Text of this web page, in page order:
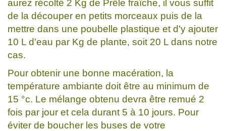
aurez récolté 2 Kg de Prêle fraîche, il vous suffit
de la découper en petits morceaux puis de la
mettre dans une poubelle plastique et d'y ajouter
10 L d'eau par Kg de plante, soit 20 L dans notre
cas.
Pour obtenir une bonne macération, la
température ambiante doit être au minimum de
15 °c. Le mélange obtenu devra être remué 2
fois par jour et cela durant 5 à 10 jours. Pour
éviter de boucher les buses de votre